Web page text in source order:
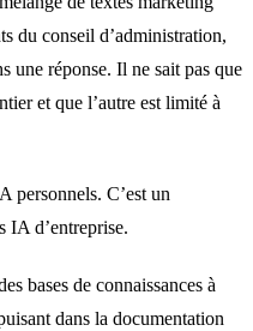
du conseil d’administration,
une réponse. Il ne sait pas que
et que l’autre est limité à
personnels. C’est un
IA d’entreprise.
bases de connaissances à
dans la documentation